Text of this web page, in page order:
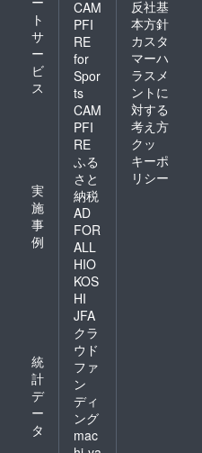
ト
サ
ー
ビ
ス
実
施
事
例
統
計
デ
ー
タ
CAM
PFI
RE
for
Spor
ts
CAM
PFI
RE
ふる
さと
納税
AD
FOR
ALL
HIO
KOS
HI
JFA
クラ
ウド
ファ
ン
ディ
ング
mac
反社基
本方針
カスタ
マーハ
ラスメ
ントに
対する
考え方
クッ
キーポ
リシー